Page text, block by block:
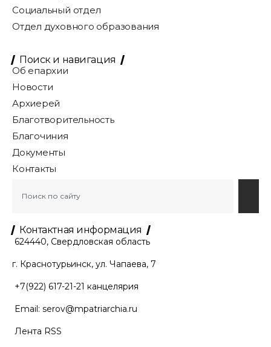
Социальный отдел
Отдел духовного образования
Поиск и навигация
Об епархии
Новости
Архиерей
Благотворительность
Благочиния
Документы
Контакты
Контактная информация
624440, Свердловская область
г. Краснотурьинск, ул. Чапаева, 7
+7(922) 617-21-21 канцелярия
Email: serov@mpatriarchia.ru
Лента RSS